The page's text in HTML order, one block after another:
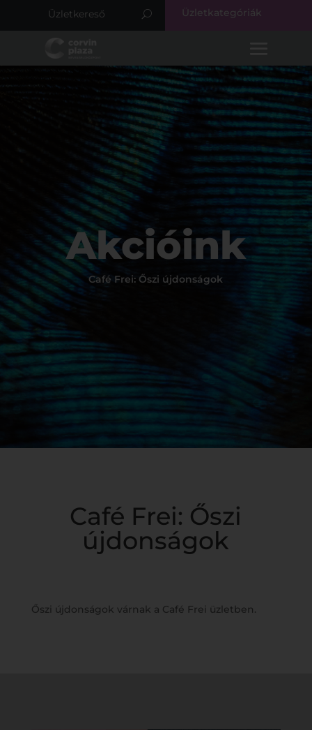
Üzletkategóriák
Akcióink
Café Frei: Őszi újdonságok
Café Frei: Őszi
újdonságok
Őszi újdonságok várnak a Café Frei üzletben.